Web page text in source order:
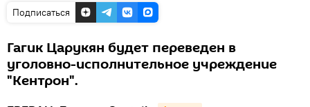
Подписаться
Гагик Царукян будет переведен в
уголовно-исполнительное учреждение
"Кентрон".